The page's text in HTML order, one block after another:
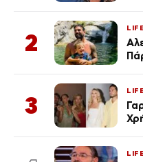
2
LIFE
3
LIFE
LIFE